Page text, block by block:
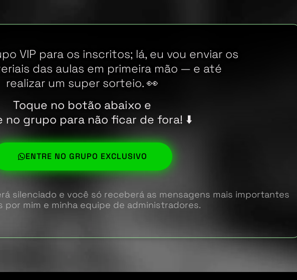
VIP para os inscritos; lá, eu vou enviar os
das aulas em primeira mão — e até
realizar um super sorteio. 👀
Toque no botão abaixo e
no grupo para não ficar de fora! ⬇️
ENTRE NO GRUPO EXCLUSIVO
silenciado e você só receberá as mensagens mais importantes
por mim e minha equipe de administradores.